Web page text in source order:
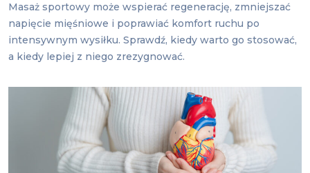
Masaż sportowy może wspierać regenerację, zmniejszać
napięcie mięśniowe i poprawiać komfort ruchu po
intensywnym wysiłku. Sprawdź, kiedy warto go stosować,
a kiedy lepiej z niego zrezygnować.